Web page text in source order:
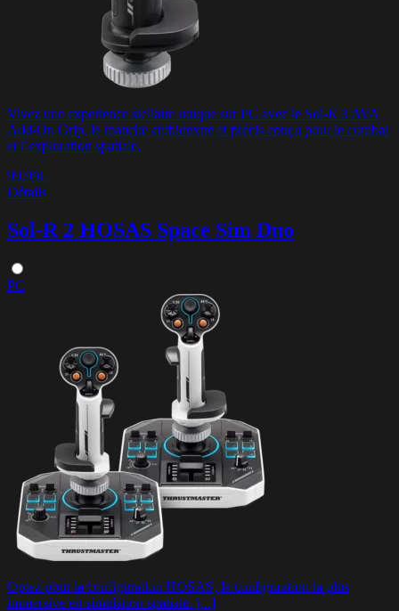
Vivez une experience stellaire unique sur PC avec le Sol-R 3 AVA
Add-On Grip, le manche ambidextre et précis conçu pour le combat
et l’exploration spatiale.
99.99€
Détails
Sol-R 2 HOSAS Space Sim Duo
PC
Optez pour la configuration HOSAS, la configuration la plus
immersive en simulation spatiale. [...]